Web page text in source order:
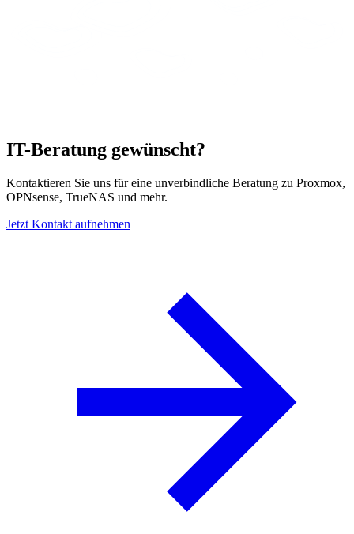
IT-Beratung gewünscht?
Kontaktieren Sie uns für eine unverbindliche Beratung zu Proxmox,
OPNsense, TrueNAS und mehr.
Jetzt Kontakt aufnehmen